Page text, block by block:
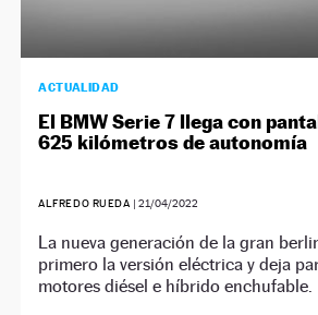
ACTUALIDAD
El BMW Serie 7 llega con
625 kilómetros de autonomía
ALFREDO RUEDA | 21/04/2022
La nueva generación de la gran
primero la versión eléctrica y deja
motores diésel e híbrido enchufable.